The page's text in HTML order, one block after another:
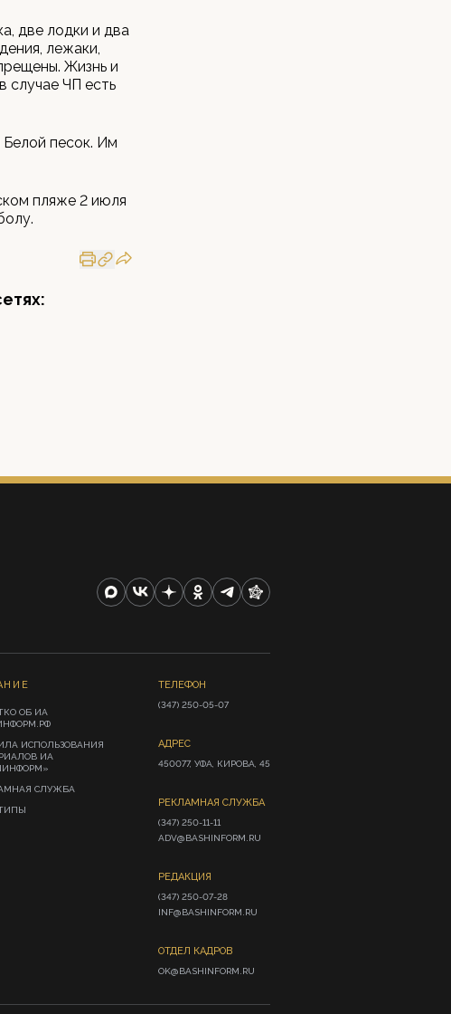
две лодки и два
лежаки,
Жизнь и
случае ЧП есть
песок. Им
пляже 2 июля
ОБ ИА
ИСПОЛЬЗОВАНИЯ
ИА
СЛУЖБА
ТЕЛЕФОН
(347) 250-05-07
АДРЕС
450077, УФА, КИРОВА, 45
РЕКЛАМНАЯ СЛУЖБА
(347) 250-11-11
ADV@BASHINFORM.RU
РЕДАКЦИЯ
(347) 250-07-28
INF@BASHINFORM.RU
ОТДЕЛ КАДРОВ
OK@BASHINFORM.RU